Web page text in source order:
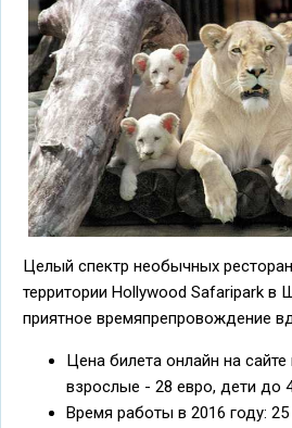
Целый спектр необычных
территории Hollywood Safaripark в
приятное времяпрепровождение
Цена билета онлайн на
взрослые - 28 евро, дети до
Время работы в 2016 году: